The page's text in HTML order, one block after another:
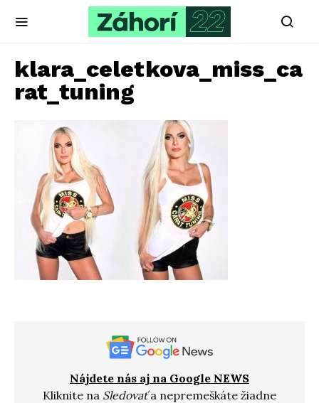
klara_celetkova_miss_ca
rat_tuning
Nájdete nás aj na Google NEWS
Kliknite na Sledovaťa nepremeškáte žiadne